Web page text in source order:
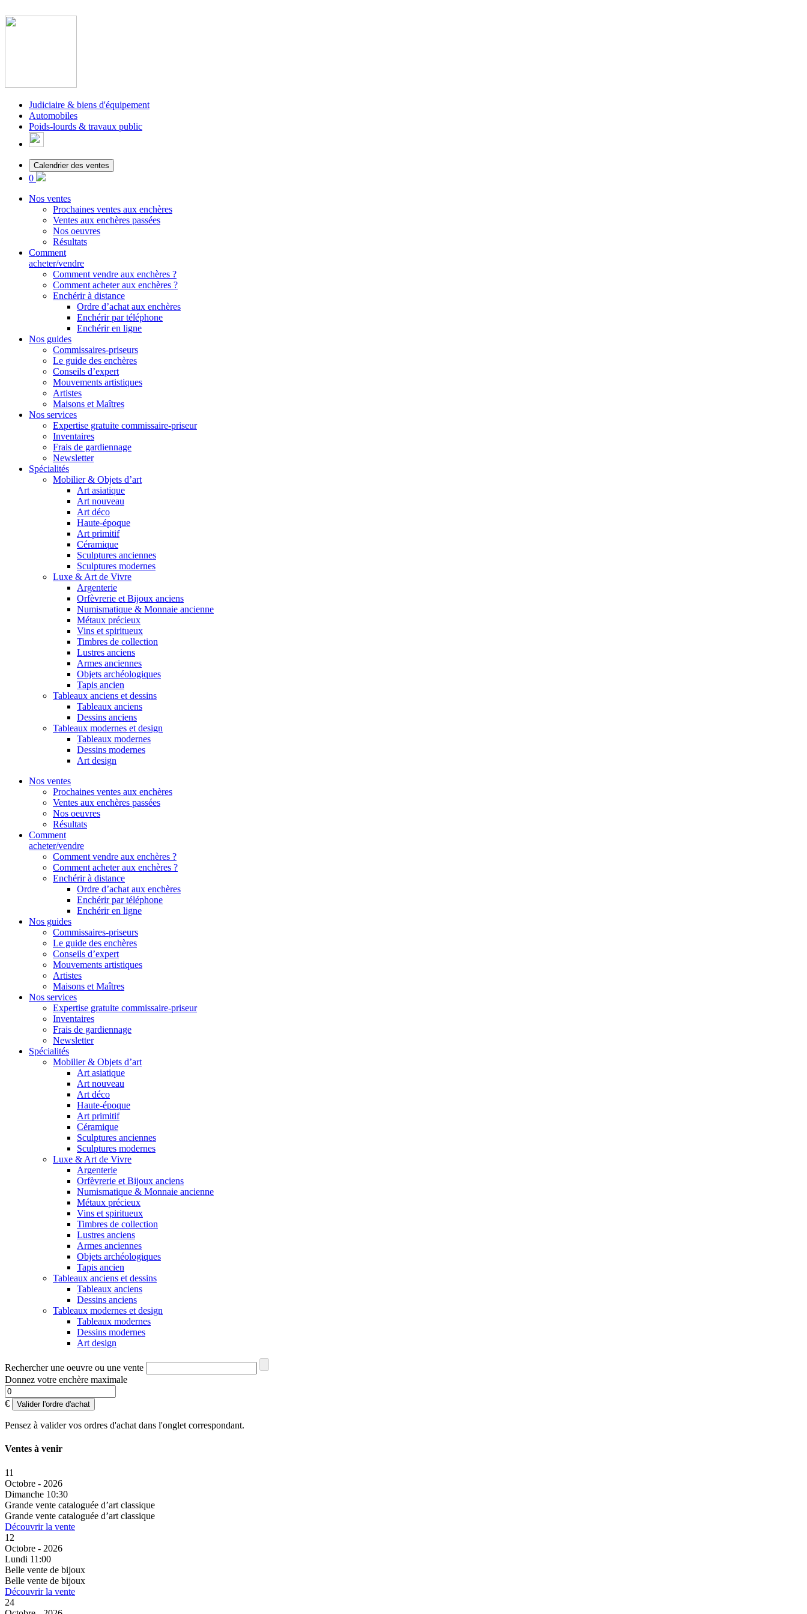
Judiciaire & biens d'équipement
Automobiles
Poids-lourds & travaux public
Calendrier des ventes
0
Nos ventes
Prochaines ventes aux enchères
Ventes aux enchères passées
Nos oeuvres
Résultats
Comment
acheter/vendre
Comment vendre aux enchères ?
Comment acheter aux enchères ?
Enchérir à distance
Ordre d’achat aux enchères
Enchérir par téléphone
Enchérir en ligne
Nos guides
Commissaires-priseurs
Le guide des enchères
Conseils d’expert
Mouvements artistiques
Artistes
Maisons et Maîtres
Nos services
Expertise gratuite commissaire-priseur
Inventaires
Frais de gardiennage
Newsletter
Spécialités
Mobilier & Objets d’art
Art asiatique
Art nouveau
Art déco
Haute-époque
Art primitif
Céramique
Sculptures anciennes
Sculptures modernes
Luxe & Art de Vivre
Argenterie
Orfèvrerie et Bijoux anciens
Numismatique & Monnaie ancienne
Métaux précieux
Vins et spiritueux
Timbres de collection
Lustres anciens
Armes anciennes
Objets archéologiques
Tapis ancien
Tableaux anciens et dessins
Tableaux anciens
Dessins anciens
Tableaux modernes et design
Tableaux modernes
Dessins modernes
Art design
Nos ventes
Prochaines ventes aux enchères
Ventes aux enchères passées
Nos oeuvres
Résultats
Comment
acheter/vendre
Comment vendre aux enchères ?
Comment acheter aux enchères ?
Enchérir à distance
Ordre d’achat aux enchères
Enchérir par téléphone
Enchérir en ligne
Nos guides
Commissaires-priseurs
Le guide des enchères
Conseils d’expert
Mouvements artistiques
Artistes
Maisons et Maîtres
Nos services
Expertise gratuite commissaire-priseur
Inventaires
Frais de gardiennage
Newsletter
Spécialités
Mobilier & Objets d’art
Art asiatique
Art nouveau
Art déco
Haute-époque
Art primitif
Céramique
Sculptures anciennes
Sculptures modernes
Luxe & Art de Vivre
Argenterie
Orfèvrerie et Bijoux anciens
Numismatique & Monnaie ancienne
Métaux précieux
Vins et spiritueux
Timbres de collection
Lustres anciens
Armes anciennes
Objets archéologiques
Tapis ancien
Tableaux anciens et dessins
Tableaux anciens
Dessins anciens
Tableaux modernes et design
Tableaux modernes
Dessins modernes
Art design
Rechercher une oeuvre ou une vente
Donnez votre enchère maximale
€ Valider l'ordre d'achat
Pensez à valider vos ordres d'achat dans l'onglet correspondant.
Ventes à venir
11
Octobre - 2026
Dimanche 10:30
Grande vente cataloguée d’art classique
Grande vente cataloguée d’art classique
Découvrir la vente
12
Octobre - 2026
Lundi 11:00
Belle vente de bijoux
Belle vente de bijoux
Découvrir la vente
24